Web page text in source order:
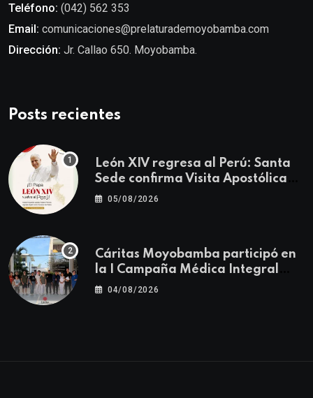
Teléfono: (042) 562 353
Email: comunicaciones@prelaturademoyobamba.com
Dirección: Jr. Callao 650. Moyobamba.
Posts recientes
León XIV regresa al Perú: Santa
Sede confirma Visita Apostólica
del 11 al 17 de noviembre
05/08/2026
Cáritas Moyobamba participó en
la I Campaña Médica Integral
Gratuita llevando salud y
04/08/2026